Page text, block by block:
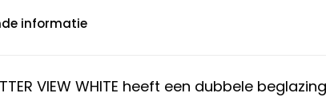
informatie
VIEW WHITE heeft een dubbele